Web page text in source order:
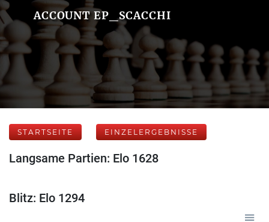
ACCOUNT EP_SCACCHI
STARTSEITE EINZELERGEBNISSE
Langsame Partien: Elo 1628
Blitz: Elo 1294